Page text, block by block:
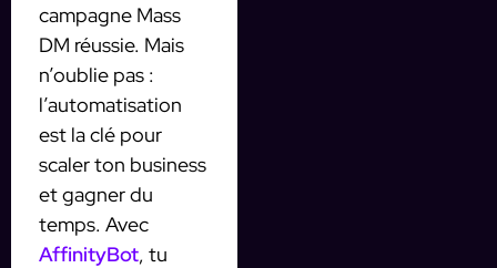
campagne Mass
DM réussie. Mais
n’oublie pas :
l’automatisation
est la clé pour
scaler ton business
et gagner du
temps. Avec
AffinityBot, tu